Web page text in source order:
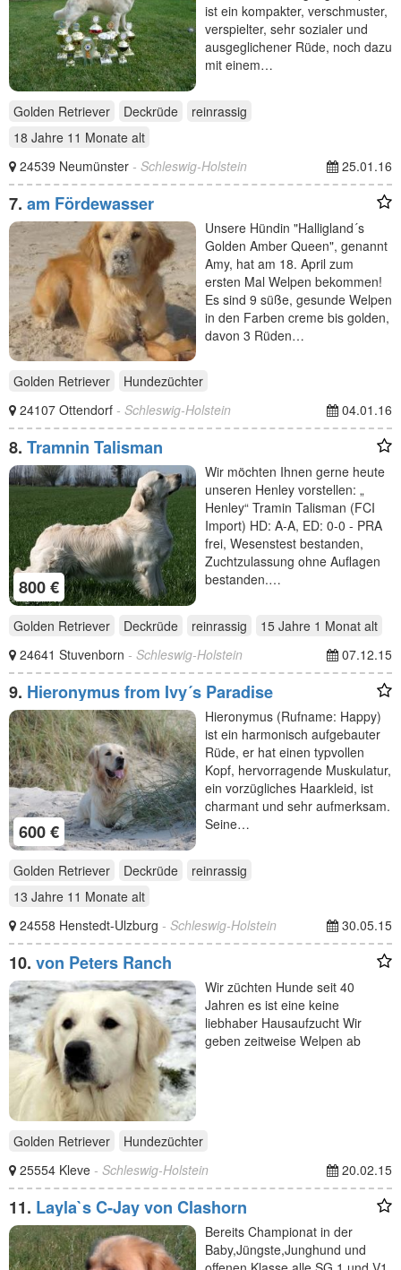
ist ein kompakter, verschmuster,
verspielter, sehr sozialer und
ausgeglichener Rüde, noch dazu
mit einem…
Golden Retriever Deckrüde
reinrassig
18 Jahre 11 Monate alt
24539 Neumünster - Schleswig-Holstein 25.01.16
7. am Fördewasser
Unsere Hündin "Halligland´s
Golden Amber Queen", genannt
Amy, hat am 18. April zum
ersten Mal Welpen bekommen!
Es sind 9 süße, gesunde Welpen
in den Farben creme bis golden,
davon 3 Rüden…
Golden Retriever
Hundezüchter
24107 Ottendorf - Schleswig-Holstein 04.01.16
8. Tramnin Talisman
800 €
Wir möchten Ihnen gerne heute
unseren Henley vorstellen: „
Henley“ Tramin Talisman (FCI
Import) HD: A-A, ED: 0-0 - PRA
frei, Wesenstest bestanden,
Zuchtzulassung ohne Auflagen
bestanden.…
Golden Retriever Deckrüde reinrassig 15 Jahre 1 Monat alt
24641 Stuvenborn - Schleswig-Holstein 07.12.15
9. Hieronymus from Ivy´s Paradise
600 €
Hieronymus (Rufname: Happy)
ist ein harmonisch aufgebauter
Rüde, er hat einen typvollen
Kopf, hervorragende Muskulatur,
ein vorzügliches Haarkleid, ist
charmant und sehr aufmerksam.
Seine…
Golden Retriever Deckrüde
reinrassig
13 Jahre 11 Monate alt
24558 Henstedt-Ulzburg - Schleswig-Holstein 30.05.15
10. von Peters Ranch
Wir züchten Hunde seit 40
Jahren es ist eine keine
liebhaber Hausaufzucht Wir
geben zeitweise Welpen ab
Golden Retriever
Hundezüchter
25554 Kleve - Schleswig-Holstein 20.02.15
11. Layla`s C-Jay von Clashorn
Bereits Championat in der
Baby,Jüngste,Junghund und